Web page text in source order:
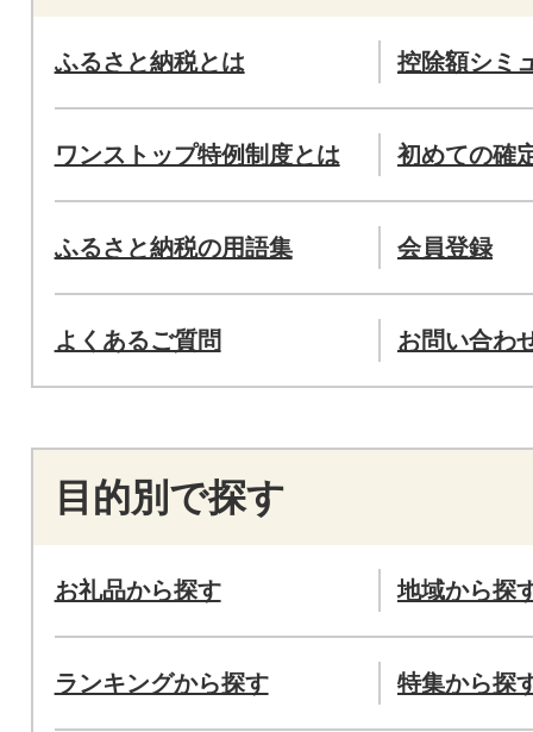
ふるさと納税とは 控除額シミ
ワンストップ特例制度とは 初めての確
ふるさと納税の用語集 会員登録
よくあるご質問 お問い合わ
目的別で探す
お礼品から探す 地域から探
ランキングから探す 特集から探